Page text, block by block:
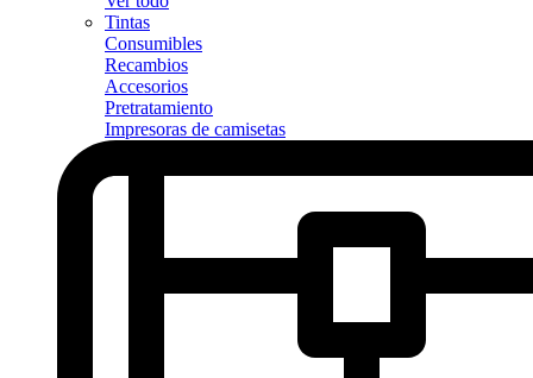
Tintas
Consumibles
Recambios
Accesorios
Pretratamiento
Impresoras de camisetas